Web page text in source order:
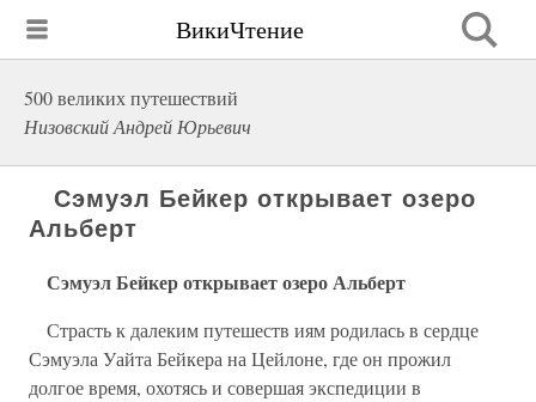
ВикиЧтение
500 великих путешествий
Низовский Андрей Юрьевич
Сэмуэл Бейкер открывает озеро
Альберт
Сэмуэл Бейкер открывает озеро Альберт
Страсть к далеким путешеств иям родилась в сердце
Сэмуэла Уайта Бейкера на Цейлоне, где он прожил
долгое время, охотясь и совершая экспедиции в